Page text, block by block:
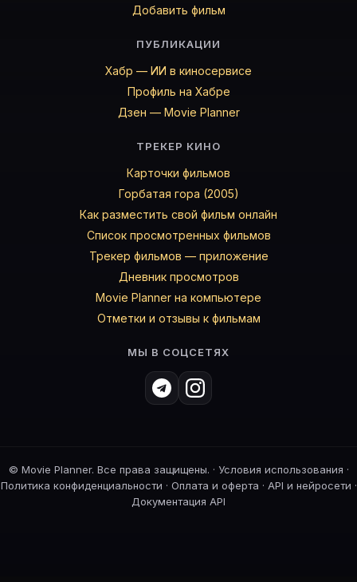
Добавить фильм
ПУБЛИКАЦИИ
Хабр — ИИ в киносервисе
Профиль на Хабре
Дзен — Movie Planner
ТРЕКЕР КИНО
Карточки фильмов
Горбатая гора (2005)
Как разместить свой фильм онлайн
Список просмотренных фильмов
Трекер фильмов — приложение
Дневник просмотров
Movie Planner на компьютере
Отметки и отзывы к фильмам
МЫ В СОЦСЕТЯХ
© Movie Planner. Все права защищены. · Условия использования ·
Политика конфиденциальности · Оплата и оферта · API и нейросети ·
Документация API